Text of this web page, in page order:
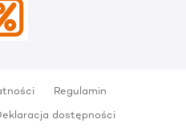
Regulamin
dostępności